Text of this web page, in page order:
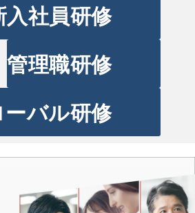
入社員研修
管理職研修
バル研修